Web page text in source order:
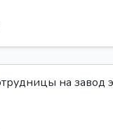
на завод